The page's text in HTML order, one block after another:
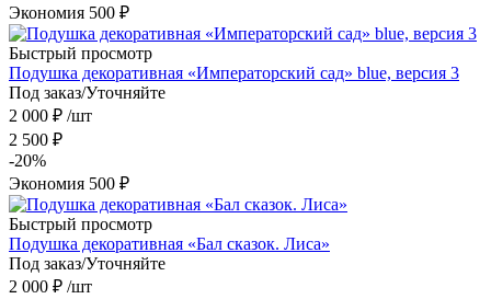
Экономия 500 ₽
Быстрый просмотр
Подушка декоративная «Императорский сад» blue, версия 3
Под заказ/Уточняйте
2 000 ₽ /шт
2 500 ₽
-20%
Экономия 500 ₽
Быстрый просмотр
Подушка декоративная «Бал сказок. Лиса»
Под заказ/Уточняйте
2 000 ₽ /шт